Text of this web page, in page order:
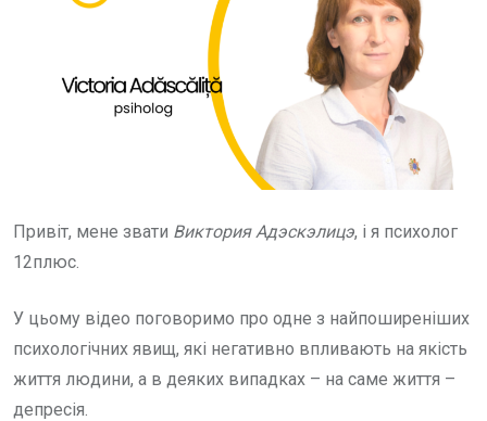
Привіт, мене звати Виктория Адэскэлицэ, і я психолог
12плюс.
У цьому відео поговоримо про одне з найпоширеніших
психологічних явищ, які негативно впливають на якість
життя людини, а в деяких випадках – на саме життя –
депресія.